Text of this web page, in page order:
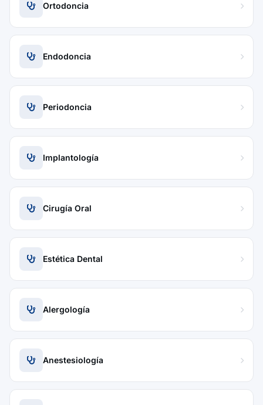
Ortodoncia
Endodoncia
Periodoncia
Implantología
Cirugía Oral
Estética Dental
Alergología
Anestesiología